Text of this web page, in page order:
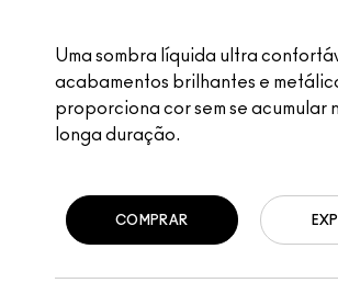
Uma sombra líquida ultra
acabamentos brilhantes e
proporciona cor sem se acumular
longa duração.
COMPRAR